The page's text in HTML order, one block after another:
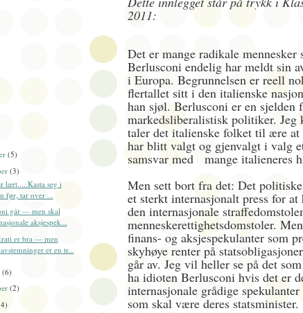
2011:
Det er mange radikale mennesker
Berlusconi endelig har meldt sin
i Europa. Begrunnelsen er reell
flertallet sitt i den italienske
han sjøl. Berlusconi er en sjelden
markedsliberalistisk politiker. Jeg
taler det italienske folket til ære at
har blitt valgt og gjenvalgt i valg
samsvar med mange italieneres
Men sett bort fra det: Det
et sterkt internasjonalt press for
den internasjonale
menneskerettighetsdomstoler.
finans- og aksjespekulanter som
skyhøye renter på
går av. Jeg vil heller se på det
ha idioten Berlusconi hvis det er
internasjonale grådige
som skal være deres statsminister.
(5)
(3)
lært.....Kasta seg i
før, tar over ...
går — men skal
aksjespek...
er bra — men
er en tr...
(6)
(2)